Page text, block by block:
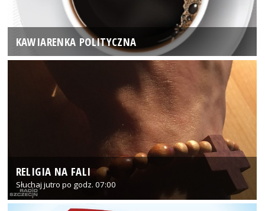
KAWIARENKA POLITYCZNA
RELIGIA NA FALI
Słuchaj jutro po godz. 07:00